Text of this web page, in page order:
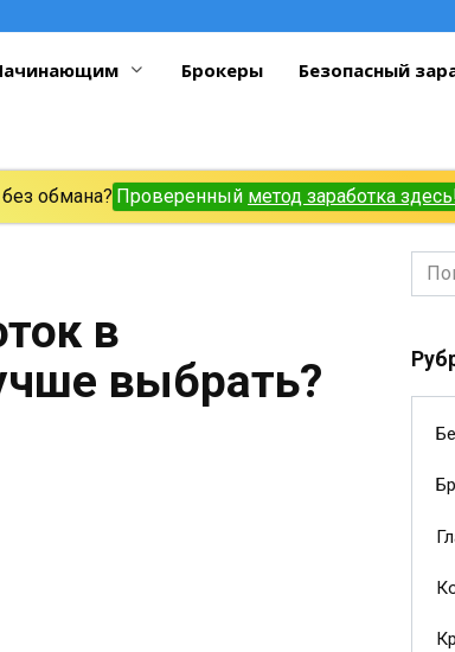
Брокеры Безопасный
обмана? Проверенный метод заработка
в
выбрать?
for: